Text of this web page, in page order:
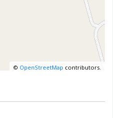
© OpenStreetMap contributors.